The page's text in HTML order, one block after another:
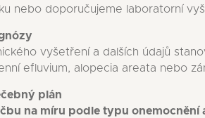
nebo doporučujeme laboratorní
vyšetření a dalších údajů
efluvium, alopecia areata nebo
plán
na míru podle typu